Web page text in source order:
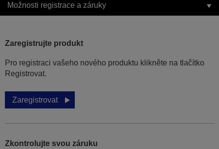
Možnosti registrace a záruky
Zaregistrujte produkt
Pro registraci vašeho nového produktu klikněte na tlačítko
Registrovat.
Zaregistrovat
Zkontrolujte svou záruku